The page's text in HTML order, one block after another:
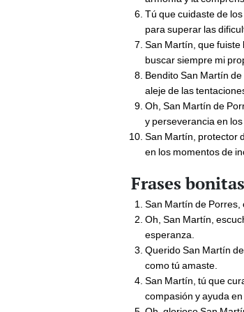
Tú que cuidaste de
para superar las
San Martín, que fuiste
buscar siempre mi
Bendito San Martín
aleje de las
Oh, San Martín de
y perseverancia en
San Martín, protector
en los momentos de
Frases
San Martín de Porres,
Oh, San Martín,
esperanza.
Querido San Martín
como tú amaste.
San Martín, tú que
compasión y ayuda